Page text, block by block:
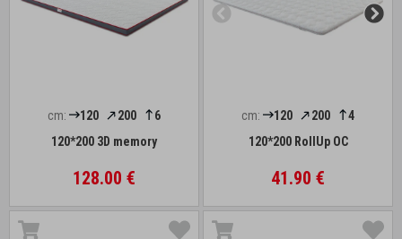
cm: 120 200
6
120*200 3D memory
128.00 €
cm: 120 200
4
120*200 RollUp OC
41.90 €